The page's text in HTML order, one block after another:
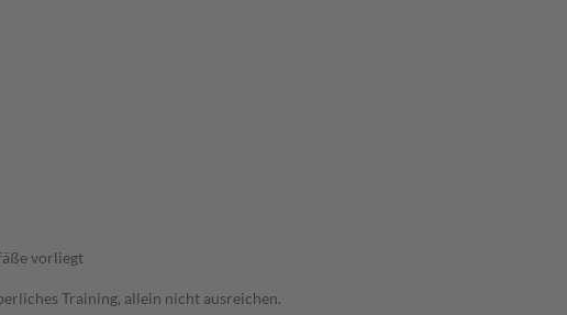
vorliegt
Training, allein nicht ausreichen.